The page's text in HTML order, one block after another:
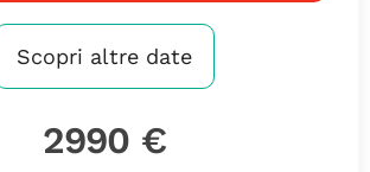
Scopri altre date
2990 €